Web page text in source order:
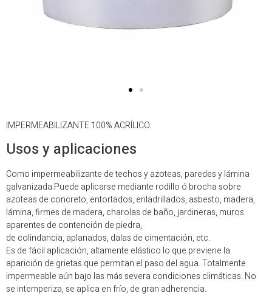
IMPERMEABILIZANTE 100% ACRÍLICO.
Usos y aplicaciones
Como impermeabilizante de techos y azoteas, paredes y lámina
galvanizada.Puede aplicarse mediante rodillo ó brocha sobre
azoteas de concreto, entortados, enladrillados, asbesto, madera,
lámina, firmes de madera, charolas de baño, jardineras, muros
aparentes de contención de piedra,
de colindancia, aplanados, dalas de cimentación, etc.
Es de fácil aplicación, altamente elástico lo que previene la
aparición de grietas que permitan el paso del agua. Totalmente
impermeable aún bajo las más severa condiciones climáticas. No
se intemperiza, se aplica en frío, de gran adherencia.